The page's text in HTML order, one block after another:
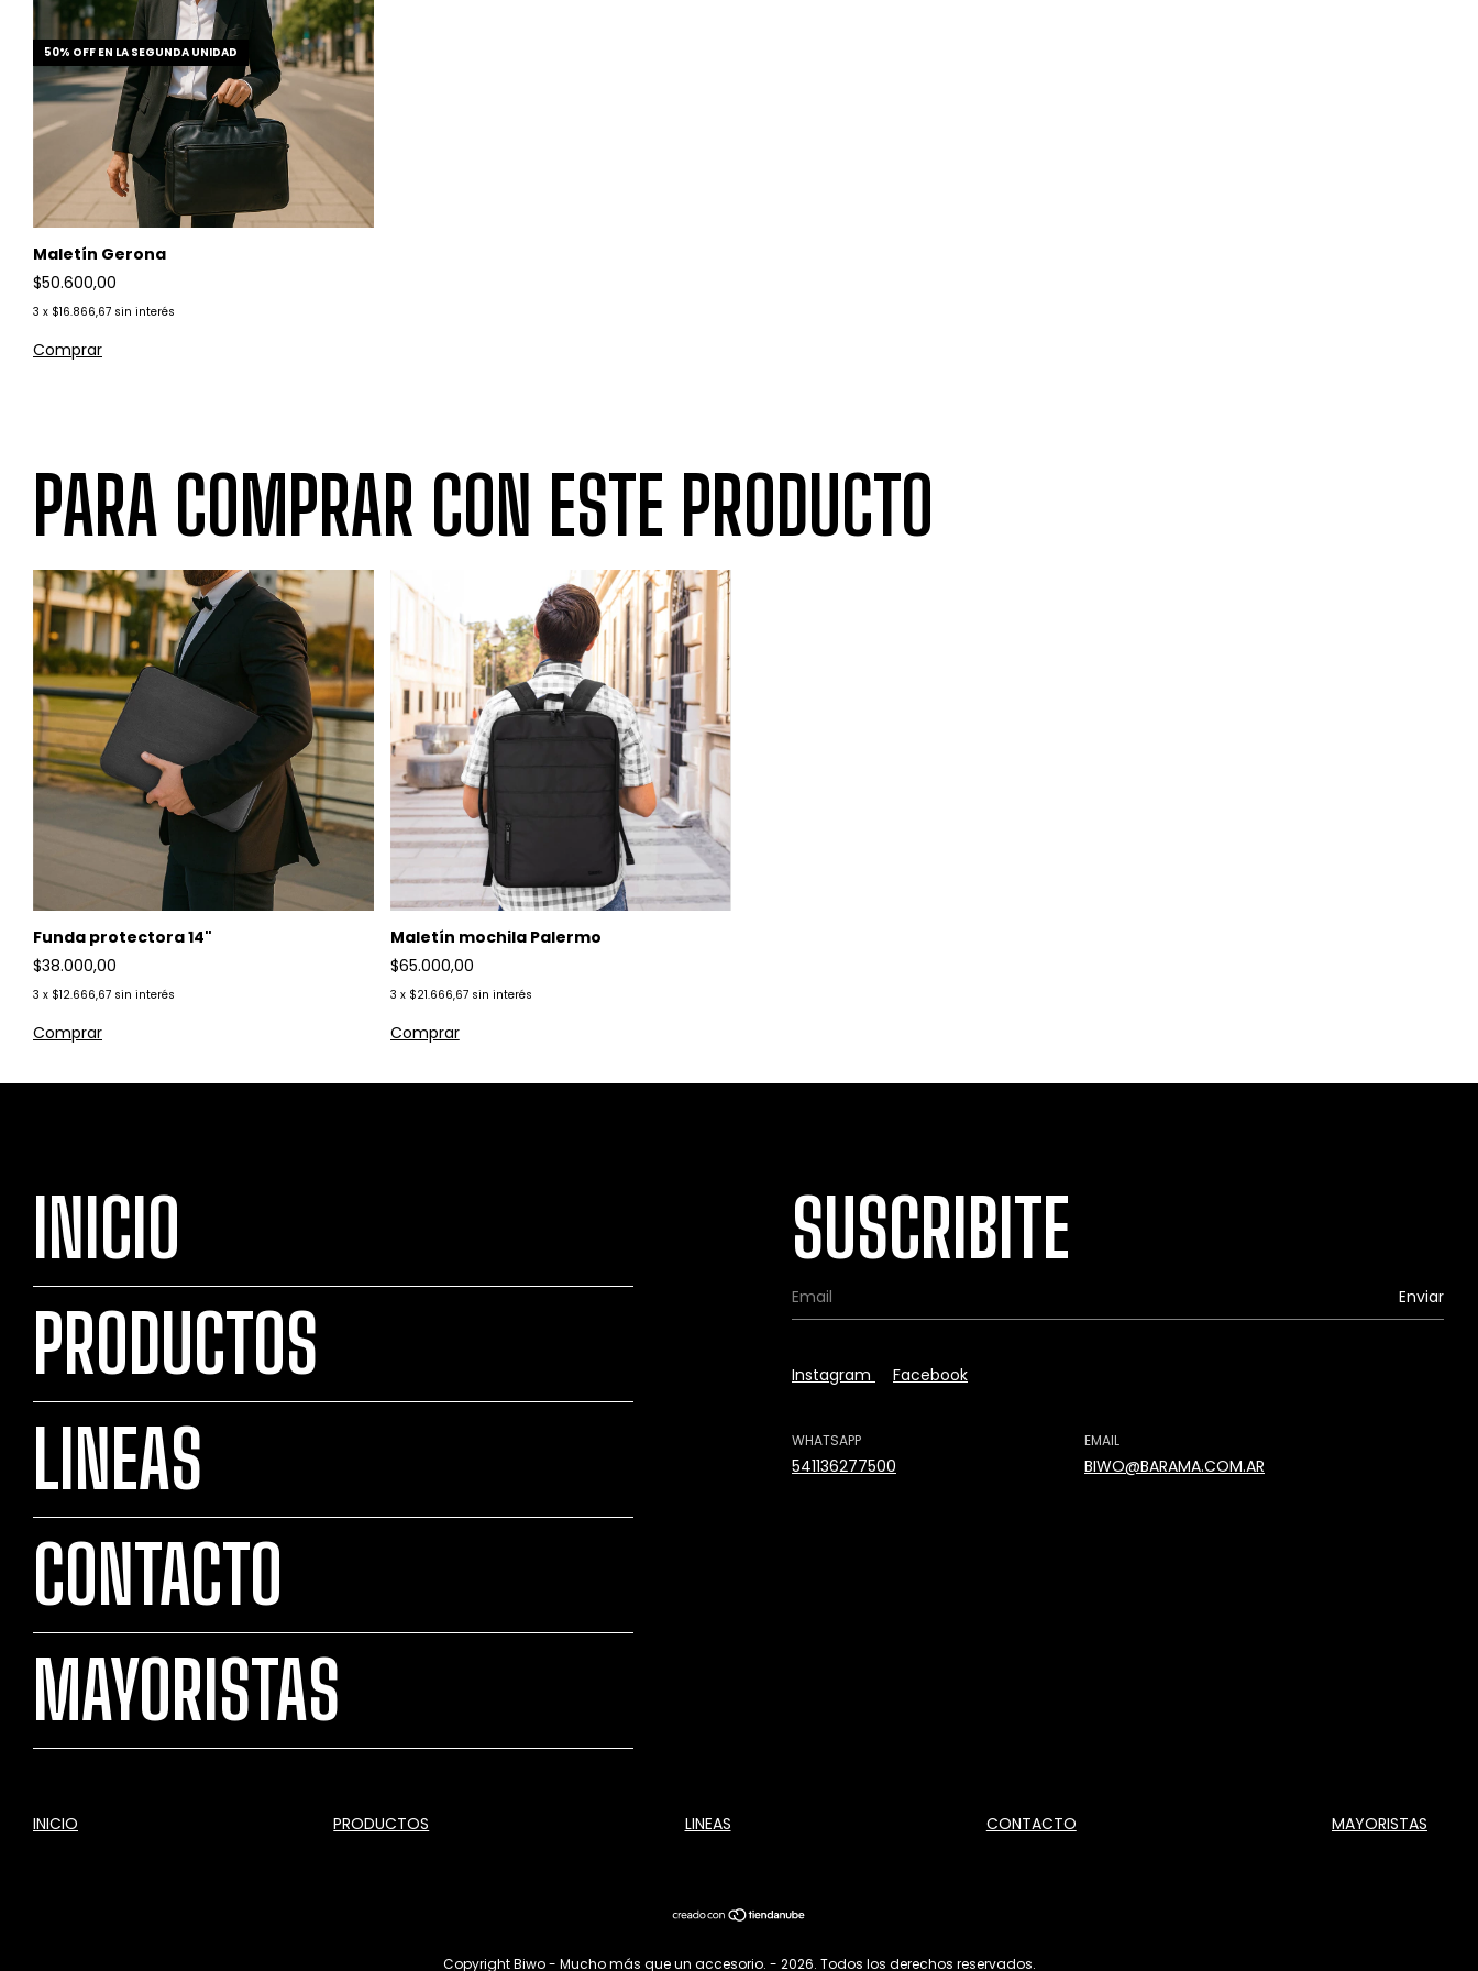
50% OFF EN LA SEGUNDA UNIDAD
Maletín Gerona
$50.600,00
3 x $16.866,67 sin interés
PARA COMPRAR CON ESTE PRODUCTO
Funda protectora 14"
$38.000,00
3 x $12.666,67 sin interés
Comprar
Maletín mochila Palermo
$65.000,00
3 x $21.666,67 sin interés
INICIO
PRODUCTOS
LINEAS
CONTACTO
MAYORISTAS
SUSCRIBITE
Instagram Facebook
WHATSAPP
541136277500
EMAIL
BIWO@BARAMA.COM.AR
INICIO PRODUCTOS LINEAS CONTACTO MAYORISTAS
Copyright Biwo - Mucho más que un accesorio. - 2026. Todos los derechos reservados.